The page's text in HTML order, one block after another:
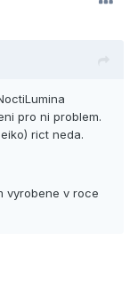
pro ni problem.
rict neda.
vyrobene v roce